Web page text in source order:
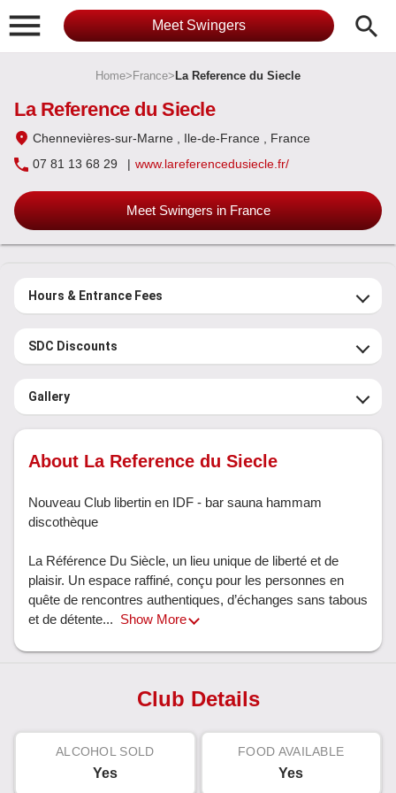
 Meet Swingers search
Home> France> La Reference du Siecle
La Reference du Siecle
Chennevières-sur-Marne , Ile-de-France
, France
07 81 13 68 29
| www.lareferencedusiecle.fr/
Meet Swingers in France
Hours & Entrance Fees
SDC Discounts
Gallery
About La Reference du Siecle
Nouveau Club libertin en IDF - bar sauna hammam
discothèque
La Référence Du Siècle, un lieu unique de liberté et de
plaisir. Un espace raffiné, conçu pour les personnes en
quête de rencontres authentiques, d’échanges sans tabous
et de détente... Show More
Club Details
ALCOHOL SOLD
Yes
FOOD AVAILABLE
Yes